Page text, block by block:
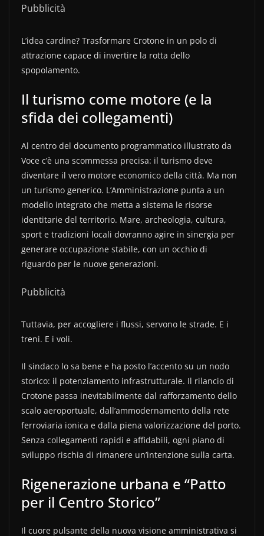
Pubblicità
L’idea cardine? Trasformare Crotone in un polo di
attrazione capace di invertire la rotta dello
spopolamento.
Il turismo come motore (e la
sfida dei collegamenti)
Al centro del documento programmatico illustrato da
Voce c’è una scommessa precisa: il turismo deve
diventare il vero motore economico della città. Ma non
un turismo generico. L’Amministrazione punta a un
modello integrato che metta a sistema le risorse
identitarie del territorio. Mare, archeologia, cultura,
sport e tradizioni locali dovranno agire in sinergia per
generare occupazione stabile, con un occhio di
riguardo per le nuove generazioni.
Pubblicità
Tuttavia, per accogliere i flussi, servono le strade. E i
treni. E i voli.
Il sindaco lo sa bene e ha posto l’accento su un nodo
storico: il potenziamento infrastrutturale. Il rilancio di
Crotone passa inevitabilmente dal rafforzamento dello
scalo aeroportuale, dall’ammodernamento della rete
ferroviaria ionica e dalla piena valorizzazione del porto.
Senza collegamenti rapidi e affidabili, ogni piano di
sviluppo rischia di rimanere un’intenzione sulla carta.
Rigenerazione urbana e “Patto
per il Centro Storico”
Il cuore pulsante della nuova visione amministrativa si